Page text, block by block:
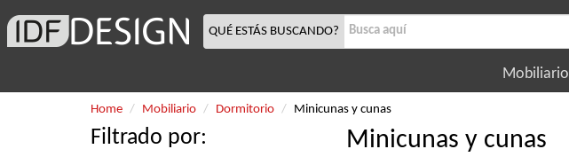
QUÉ ESTÁS BUSCANDO?
Mobiliario
Home Mobiliario Dormitorio Minicunas y cunas
Minicunas y cunas
Filtrado por: